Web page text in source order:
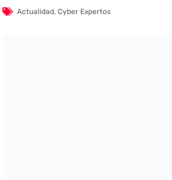
Actualidad,Cyber Expertos